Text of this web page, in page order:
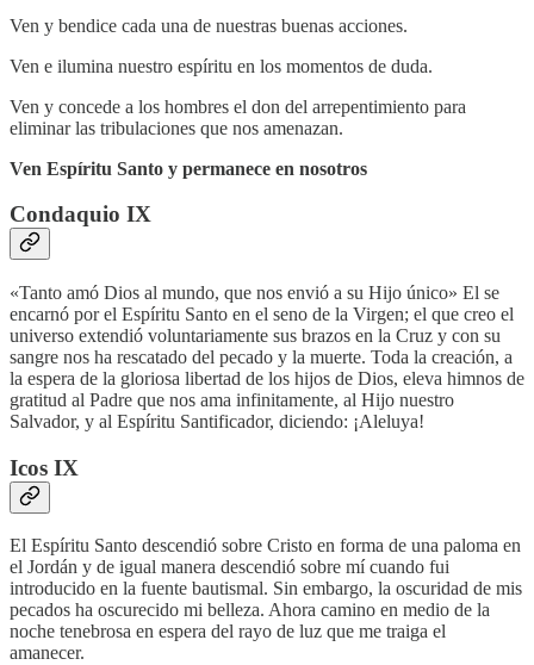
Ven y bendice cada una de nuestras buenas acciones.
Ven e ilumina nuestro espíritu en los momentos de duda.
Ven y concede a los hombres el don del arrepentimiento para
eliminar las tribulaciones que nos amenazan.
Ven Espíritu Santo y permanece en nosotros
Condaquio IX
«Tanto amó Dios al mundo, que nos envió a su Hijo único» El se
encarnó por el Espíritu Santo en el seno de la Virgen; el que creo el
universo extendió voluntariamente sus brazos en la Cruz y con su
sangre nos ha rescatado del pecado y la muerte. Toda la creación, a
la espera de la gloriosa libertad de los hijos de Dios, eleva himnos de
gratitud al Padre que nos ama infinitamente, al Hijo nuestro
Salvador, y al Espíritu Santificador, diciendo: ¡Aleluya!
Icos IX
El Espíritu Santo descendió sobre Cristo en forma de una paloma en
el Jordán y de igual manera descendió sobre mí cuando fui
introducido en la fuente bautismal. Sin embargo, la oscuridad de mis
pecados ha oscurecido mi belleza. Ahora camino en medio de la
noche tenebrosa en espera del rayo de luz que me traiga el
amanecer.